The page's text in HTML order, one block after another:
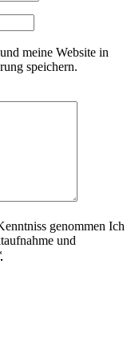
meine Website in
speichern.
genommen Ich
und